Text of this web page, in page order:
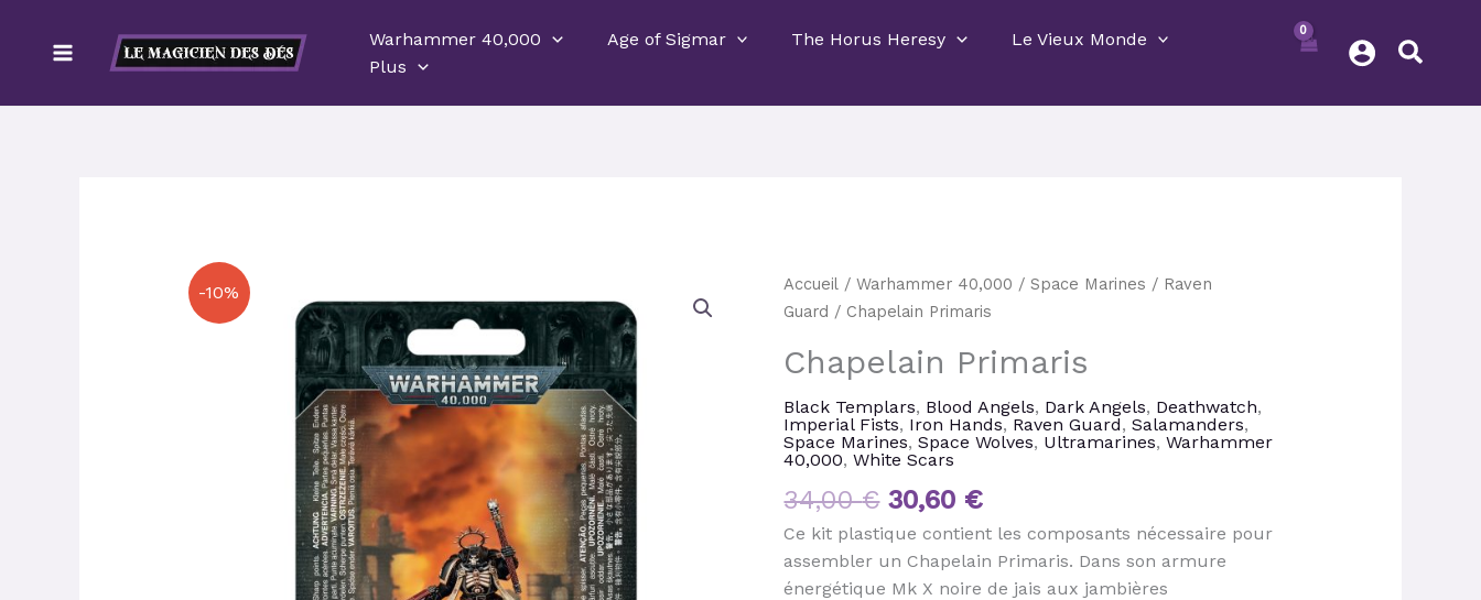
contenu
Warhammer 40,000 Age of Sigmar The Horus Heresy
Le Vieux Monde
Plus
-10% Accueil /Warhammer 40,000 /Space Marines / Raven
Guard / Chapelain Primaris
Chapelain Primaris
Black Templars, Blood Angels, Dark Angels, Deathwatch,
Imperial Fists, Iron Hands, Raven Guard,Salamanders,
Space Marines,Space Wolves, Ultramarines,Warhammer
40,000,White Scars
34,00€
Le
prix
était :
34,00 €.
30,60 €
Le
prix
est :
30,60 €.
Ce kit plastique contient les composants nécessaire pour
assembler un Chapelain Primaris. Dans son armure
énergétique Mk X noire de jais aux jambières
quantité
de
Primaris